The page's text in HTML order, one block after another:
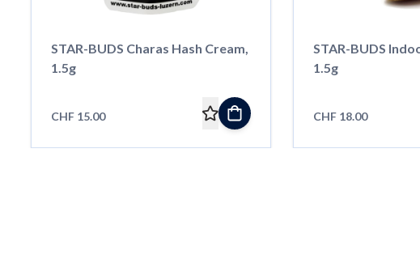
STAR-BUDS Charas Hash Cream,
1.5g
CHF 15.00
STAR-BUDS
1.5g
CHF 18.00